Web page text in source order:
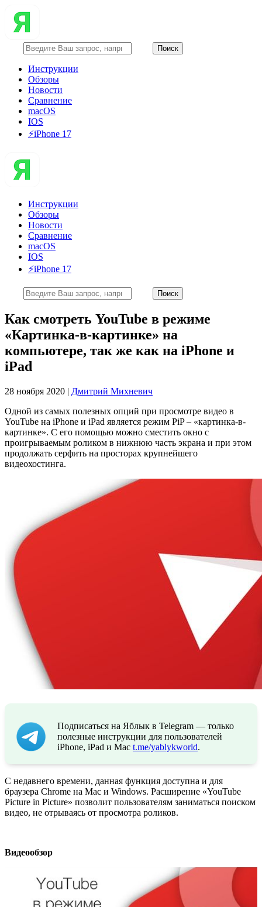
Инструкции
Обзоры
Новости
Сравнение
macOS
IOS
⚡️iPhone 17
Инструкции
Обзоры
Новости
Сравнение
macOS
IOS
⚡️iPhone 17
Как смотреть YouTube в режиме
«Картинка-в-картинке» на
компьютере, так же как на iPhone и
iPad
28 ноября 2020 | Дмитрий Михневич
Одной из самых полезных опций при просмотре видео в
YouTube на iPhone и iPad является режим PiP – «картинка-в-
картинке». С его помощью можно сместить окно с
проигрываемым роликом в нижнюю часть экрана и при этом
продолжать серфить на просторах крупнейшего
видеохостинга.
Подписаться на Яблык в Telegram — только
полезные инструкции для пользователей
iPhone, iPad и Mac t.me/yablykworld.
С недавнего времени, данная функция доступна и для
браузера Chrome на Mac и Windows. Расширение «YouTube
Picture in Picture» позволит пользователям заниматься поиском
видео, не отрываясь от просмотра роликов.
Видеообзор